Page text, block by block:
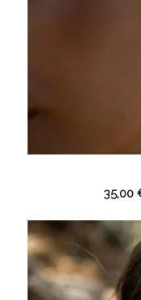
35,00